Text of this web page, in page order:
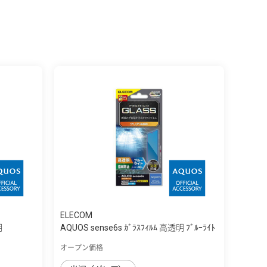
ELECOM
AQUOS sense6s ｶﾞﾗｽﾌｨﾙﾑ 高透明 ﾌﾞﾙｰﾗｲﾄ
オープン価格